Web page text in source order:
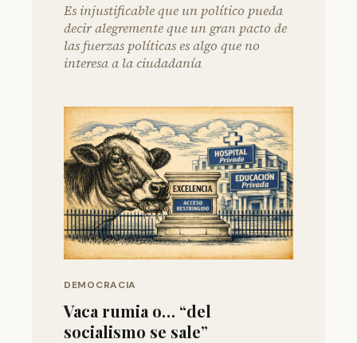
Es injustificable que un político pueda
decir alegremente que un gran pacto de
las fuerzas políticas es algo que no
interesa a la ciudadanía
DEMOCRACIA
Vaca rumia o… “del
socialismo se sale”